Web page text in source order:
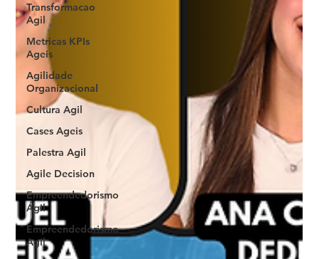
Transformacao
Agil
Metricas KPIs
Ageis
Agilidade
Organizacional
Cultura Agil
Cases Ageis
Palestra Agil
Agile Decision
Empreendedorismo
Ágil
Empreendedorismo
Agil